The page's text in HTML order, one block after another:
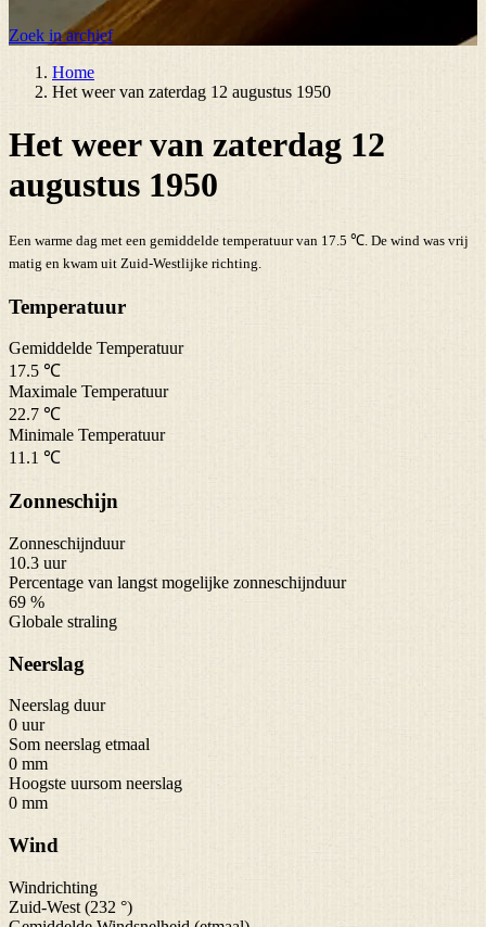
Zoek in archief
Home
Het weer van zaterdag 12 augustus 1950
Het weer van zaterdag 12
augustus 1950
Een warme dag met een gemiddelde temperatuur van 17.5 ℃. De wind was vrij
matig en kwam uit Zuid-Westlijke richting.
Temperatuur
Gemiddelde Temperatuur
17.5 ℃
Maximale Temperatuur
22.7 ℃
Minimale Temperatuur
11.1 ℃
Zonneschijn
Zonneschijnduur
10.3 uur
Percentage van langst mogelijke zonneschijnduur
69 %
Globale straling
Neerslag
Neerslag duur
0 uur
Som neerslag etmaal
0 mm
Hoogste uursom neerslag
0 mm
Wind
Windrichting
Zuid-West (232 °)